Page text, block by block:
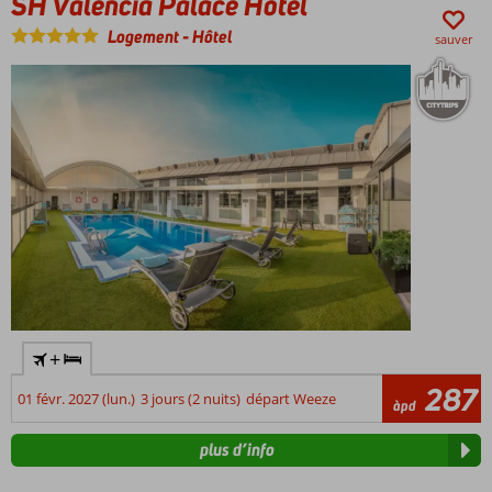
Logement-Hôtel sauver
+
01 févr. 2027 (lun.) 3 jours (2 nuits) départ Weeze àpd 287
plus d’info